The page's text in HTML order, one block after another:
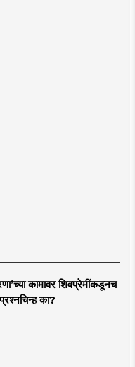
कामावर शिवप्रेमींकडूनच
प्रश्नचिन्ह का?